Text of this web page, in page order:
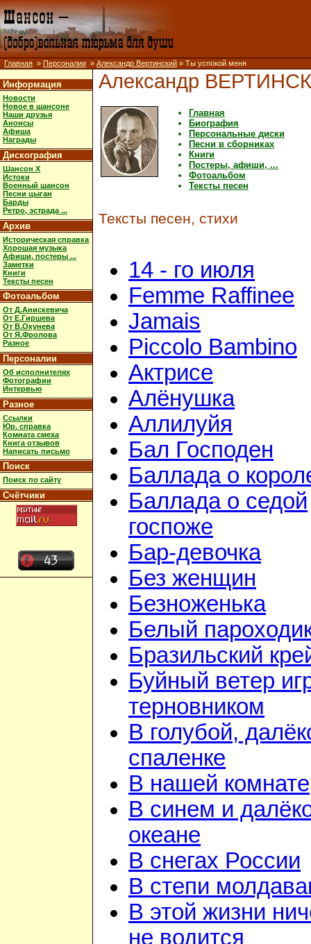
Главная » Персоналии » Александр Вертинский » Ты успокой меня
Информация
Новости
Новое в шансоне
Наши друзья
Анонсы
Афиша
Награды
Дискография
Шансон X
Истоки
Военный шансон
Песни цыган
Барды
Ретро, эстрада ...
Архив
Историческая справка
Хорошая музыка
Афиши, постеры ...
Заметки
Книги
Тексты песен
Фотоальбом
От Д.Анискевича
От Е.Гиршева
От В.Окунева
От Я.Фролова
Разное
Персоналии
Об исполнителях
Фотографии
Интервью
Разное
Ссылки
Юр. справка
Комната смеха
Книга отзывов
Написать письмо
Поиск
Поиск по сайту
Счётчики
Александр
Главная
Биография
Персональные диски
Песни в сборниках
Книги
Постеры, афиши, ...
Фотоальбом
Тексты песен
Тексты песен, стихи
14 - го июля
Femme Raffinee
Jamais
Piccolo Bambino
Актрисе
Алёнушка
Аллилуйя
Бал Господен
Баллада о
Баллада о седой
госпоже
Бар-девочка
Без женщин
Безноженька
Белый
Бразильский
Буйный ветер
терновником
В голубой,
спаленке
В нашей комнате
В синем и
океане
В снегах России
В степи
В этой жизни
не водится